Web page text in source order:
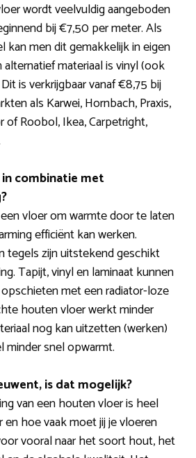
wordt veelvuldig aangeboden
bij €7,50 per meter. Als
kan men dit gemakkelijk in eigen
alternatief materiaal is vinyl (ook
is verkrijgbaar vanaf €8,75 bij
als Karwei, Hornbach, Praxis,
of Roobol, Ikea, Carpetright,
combinatie met
vloer om warmte door te laten
efficiënt kan werken.
tegels zijn uitstekend geschikt
Tapijt, vinyl en laminaat kunnen
met een radiator-loze
houten vloer werkt minder
nog kan uitzetten (werken)
snel opwarmt.
is dat mogelijk?
van een houten vloer is heel
en hoe vaak moet jij je vloeren
vooral naar het soort hout, het